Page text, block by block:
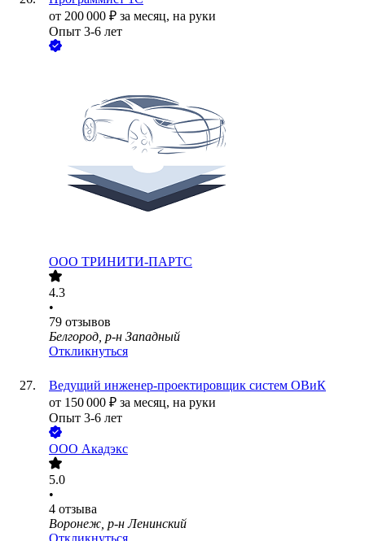
от 200 000 ₽ за месяц, на руки
Опыт 3-6 лет
ООО ТРИНИТИ-ПАРТС
4.3
•
79 отзывов
Белгород, р-н Западный
Откликнуться
Ведущий инженер-проектировщик систем ОВиК
от 150 000 ₽ за месяц, на руки
Опыт 3-6 лет
ООО Акадэкс
5.0
•
4 отзыва
Воронеж, р-н Ленинский